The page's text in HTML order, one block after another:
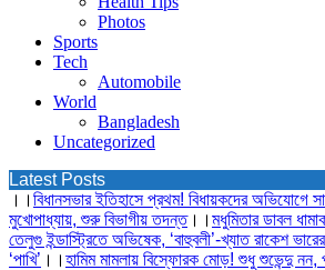
Photos
Sports
Tech
Automobile
World
Bangladesh
Uncategorized
Latest Posts
।। বিধানসভার ইতিহাসে প্রথম! বিধায়কদের অভিযোগে
মুখোপাধ্যায়, শুরু বিভাগীয় তদন্ত।। মধুমিতার ডাবল
তেলুগু ইন্ডাস্ট্রিতে অভিষেক, ‘বাহুবলী’-খ্যাত রাকেশ ভারের
‘পাখি’ ।। হামিম মামলায় বিস্ফোরক মোড়! শুধু শুভেন্দু নন,